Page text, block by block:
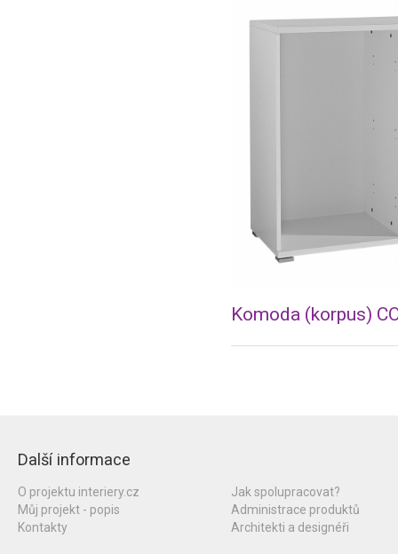
Komoda (korpus)
Další informace
O projektu interiery.cz
Můj projekt - popis
Kontakty
Jak spolupracovat?
Administrace produktů
Architekti a designéři